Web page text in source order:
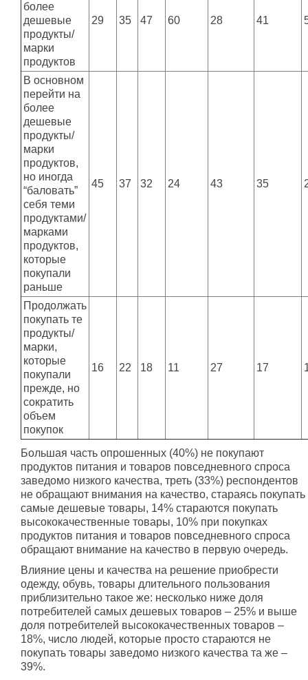
более
дешевые
продукты/
марки
продуктов
29 35 47 60 28 41
В основном
перейти на
более
дешевые
продукты/
марки
продуктов,
но иногда
“баловать”
себя теми
продуктами/
марками
продуктов,
которые
покупали
раньше
45 37 32 24 43 35
Продолжать
покупать те
продукты/
марки,
которые
покупали
прежде, но
сократить
объем
покупок
16 22 18 11 27 17
Большая часть опрошенных (40%) не покупают
продуктов питания и товаров повседневного спроса
заведомо низкого качества, треть (33%) респондентов
не обращают внимания на качество, стараясь покупать
самые дешевые товары, 14% стараются покупать
высококачественные товары, 10% при покупках
продуктов питания и товаров повседневного спроса
обращают внимание на качество в первую очередь.
Влияние цены и качества на решение приобрести
одежду, обувь, товары длительного пользования
приблизительно такое же: несколько ниже доля
потребителей самых дешевых товаров – 25% и выше
доля потребителей высококачественных товаров –
18%, число людей, которые просто стараются не
покупать товары заведомо низкого качества та же –
39%.